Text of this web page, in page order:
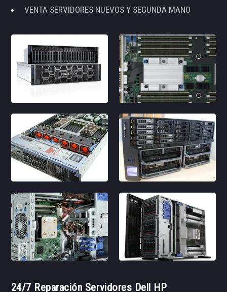
VENTA SERVIDORES NUEVOS Y SEGUNDA MANO
24/7 Reparación Servidores Dell HP